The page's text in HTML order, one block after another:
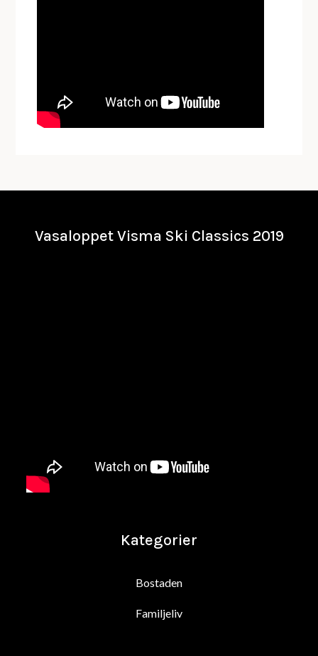
Vasaloppet Visma Ski Classics 2019
Kategorier
Bostaden
Familjeliv